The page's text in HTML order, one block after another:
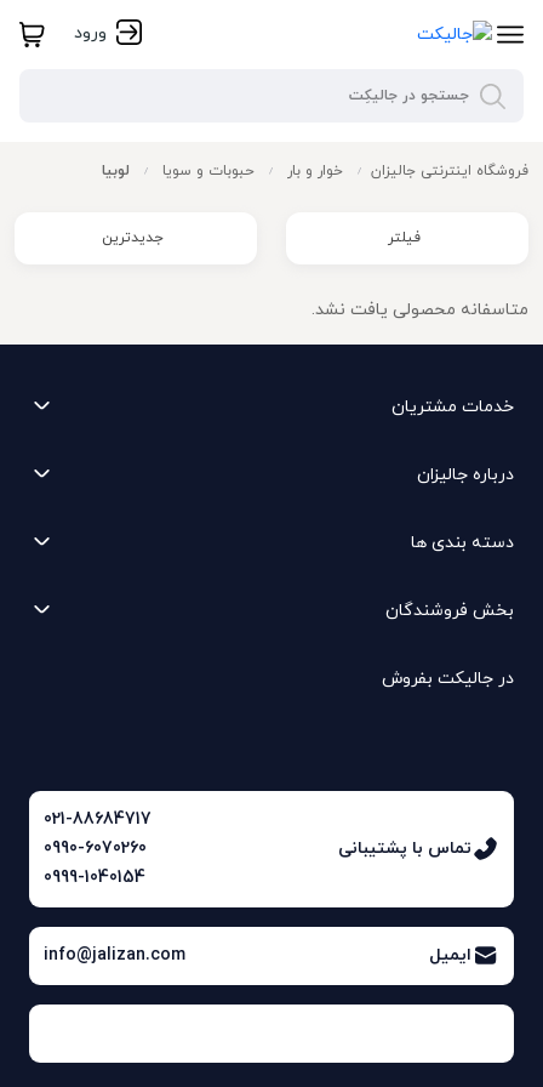
ورود
فروشگاه اینترنتی جالیزان / خوار و بار / حبوبات و سویا / لوبیا
فیلتر جدیدترین
متاسفانه محصولی یافت نشد.
خدمات مشتریان
درباره جالیزان
دسته بندی ها
بخش فروشندگان
در جالیکت بفروش
تماس با پشتیبانی
021-88684717
0990-6070260
0999-1040154
ایمیل info@jalizan.com